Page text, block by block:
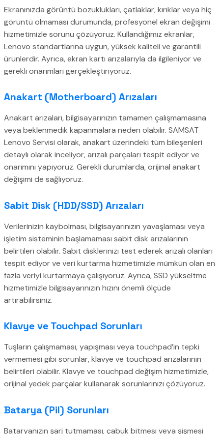
Ekranınızda görüntü bozuklukları, çatlaklar, kırıklar veya hiç
görüntü olmaması durumunda, profesyonel ekran değişimi
hizmetimizle sorunu çözüyoruz. Kullandığımız ekranlar,
Lenovo standartlarına uygun, yüksek kaliteli ve garantili
ürünlerdir. Ayrıca, ekran kartı arızalarıyla da ilgileniyor ve
gerekli onarımları gerçekleştiriyoruz.
Anakart (Motherboard) Arızaları
Anakart arızaları, bilgisayarınızın tamamen çalışmamasına
veya beklenmedik kapanmalara neden olabilir. SAMSAT
Lenovo Servisi olarak, anakart üzerindeki tüm bileşenleri
detaylı olarak inceliyor, arızalı parçaları tespit ediyor ve
onarımını yapıyoruz. Gerekli durumlarda, orijinal anakart
değişimi de sağlıyoruz.
Sabit Disk (HDD/SSD) Arızaları
Verilerinizin kaybolması, bilgisayarınızın yavaşlaması veya
işletim sisteminin başlamaması sabit disk arızalarının
belirtileri olabilir. Sabit disklerinizi test ederek arızalı olanları
tespit ediyor ve veri kurtarma hizmetimizle mümkün olan en
fazla veriyi kurtarmaya çalışıyoruz. Ayrıca, SSD yükseltme
hizmetimizle bilgisayarınızın hızını önemli ölçüde
artırabilirsiniz.
Klavye ve Touchpad Sorunları
Tuşların çalışmaması, yapışması veya touchpad’in tepki
vermemesi gibi sorunlar, klavye ve touchpad arızalarının
belirtileri olabilir. Klavye ve touchpad değişim hizmetimizle,
orijinal yedek parçalar kullanarak sorunlarınızı çözüyoruz.
Batarya (Pil) Sorunları
Bataryanızın şarj tutmaması, çabuk bitmesi veya şişmesi